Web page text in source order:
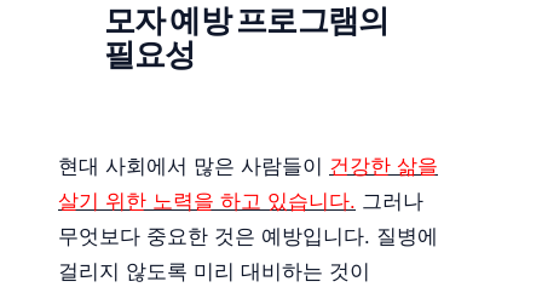
모자 예방 프로그램의
필요성
현대 사회에서 많은 사람들이 건강한 삶을
살기 위한 노력을 하고 있습니다. 그러나
무엇보다 중요한 것은 예방입니다. 질병에
걸리지 않도록 미리 대비하는 것이